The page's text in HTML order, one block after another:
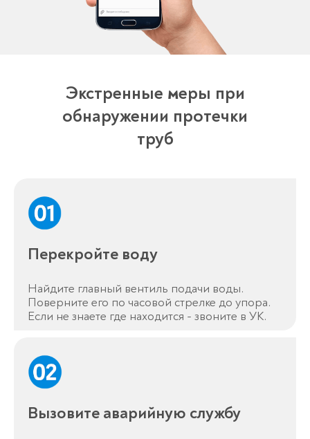
Экстренные меры при
обнаружении протечки
труб
Перекройте воду
Найдите главный вентиль подачи воды.
Поверните его по часовой стрелке до упора.
Если не знаете где находится - звоните в УК.
Вызовите аварийную службу